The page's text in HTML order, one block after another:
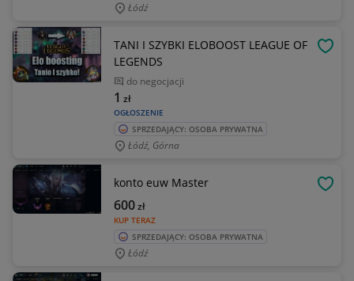
Łódź
TANI I SZYBKI ELOBOOST LEAGUE OF
LEGENDS
do negocjacji
OGŁOSZENIE
1 zł
SPRZEDAJĄCY: OSOBA PRYWATNA
Łódź, Górna
konto euw Master
KUP TERAZ
600zł
SPRZEDAJĄCY: OSOBA PRYWATNA
Łódź